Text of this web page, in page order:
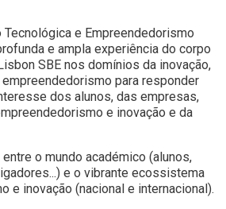
Tecnológica e Empreendedorismo
e ampla experiência do corpo
SBE nos domínios da inovação,
para responder
dos alunos, das empresas,
e inovação e da
o mundo académico (alunos,
e o vibrante ecossistema
e inovação (nacional e internacional).